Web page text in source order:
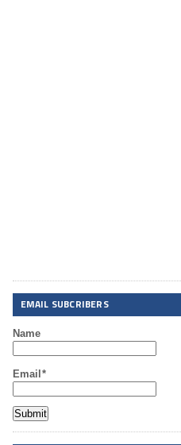
EMAIL SUBCRIBERS
Name
Email*